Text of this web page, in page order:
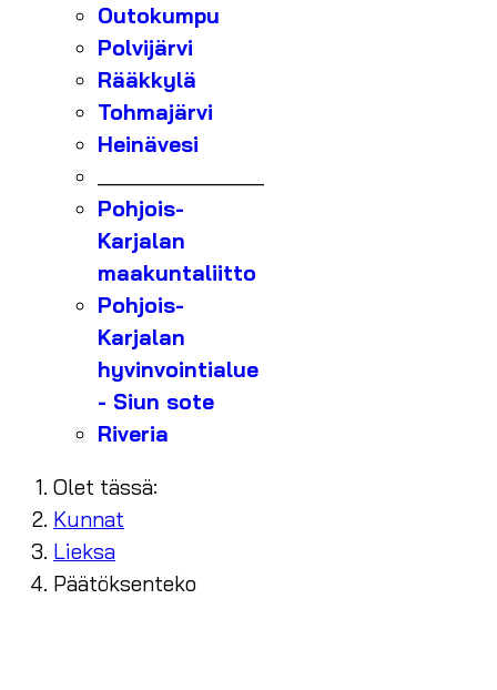
Outokumpu
Polvijärvi
Rääkkylä
Tohmajärvi
Heinävesi
Pohjois-
Karjalan
maakuntaliitto
Pohjois-
Karjalan
hyvinvointialue
- Siun sote
Riveria
Olet tässä:
Kunnat
Lieksa
Päätöksenteko